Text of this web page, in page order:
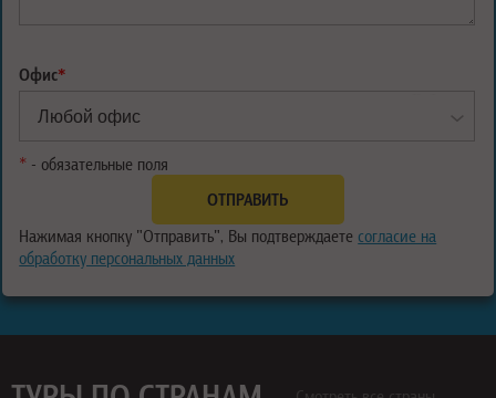
Офис*
* - обязательные поля
Нажимая кнопку "Отправить", Вы подтверждаете согласие на
обработку персональных данных